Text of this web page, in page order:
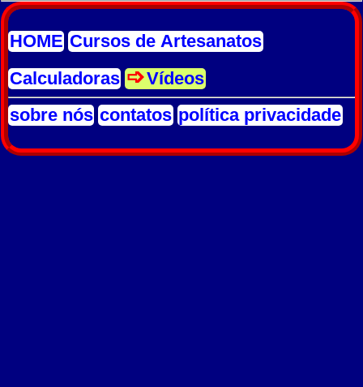
HOME Cursos de Artesanatos
Calculadoras
Vídeos
sobre nós contatos política privacidade